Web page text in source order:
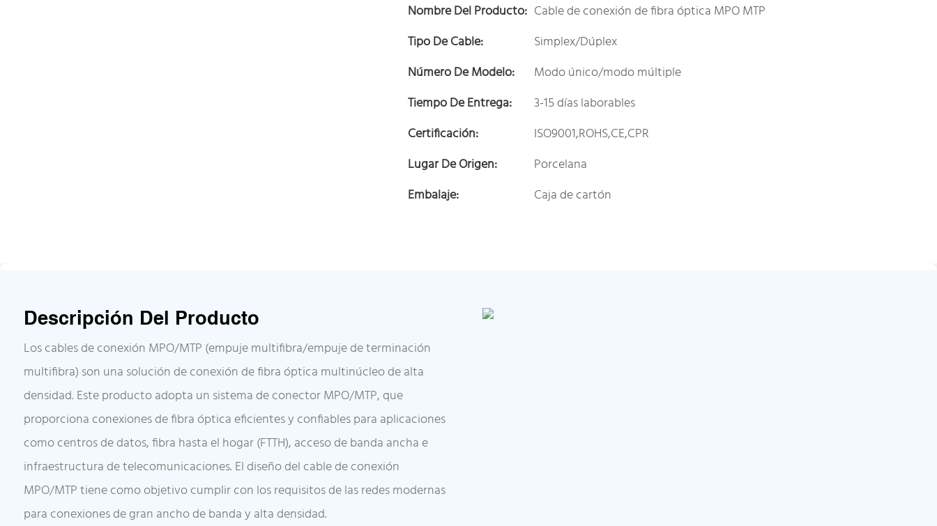
Nombre Del Producto: Cable de conexión de fibra óptica MPO MTP
Tipo De Cable:
Simplex/Dúplex
Número De Modelo:
Modo único/modo múltiple
Tiempo De Entrega:
3-15 días laborables
Certificación:
ISO9001,ROHS,CE,CPR
Lugar De Origen:
Porcelana
Embalaje:
Caja de cartón
Descripción Del Producto
Los cables de conexión MPO/MTP (empuje multifibra/empuje de terminación
multifibra) son una solución de conexión de fibra óptica multinúcleo de alta
densidad. Este producto adopta un sistema de conector MPO/MTP, que
proporciona conexiones de fibra óptica eficientes y confiables para aplicaciones
como centros de datos, fibra hasta el hogar (FTTH), acceso de banda ancha e
infraestructura de telecomunicaciones. El diseño del cable de conexión
MPO/MTP tiene como objetivo cumplir con los requisitos de las redes modernas
para conexiones de gran ancho de banda y alta densidad.